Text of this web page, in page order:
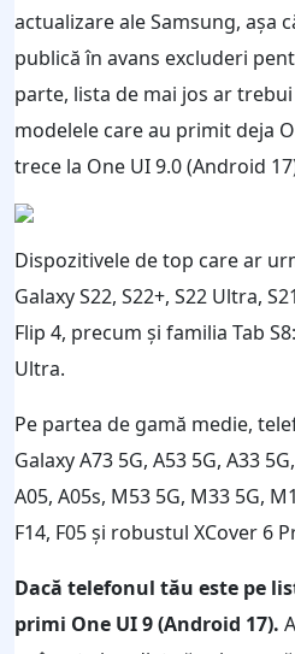
actualizare ale Samsung, așa
publică în avans excluderi
parte, lista de mai jos ar
modelele care au primit deja
trece la One UI 9.0 (Android
Dispozitivele de top care ar
Galaxy S22, S22+, S22 Ultra,
Flip 4, precum și familia Tab
Ultra.
Pe partea de gamă medie,
Galaxy A73 5G, A53 5G, A33
A05, A05s, M53 5G, M33 5G,
F14, F05 și robustul XCover 6
Dacă telefonul tău este pe
primi One UI 9 (Android 17).